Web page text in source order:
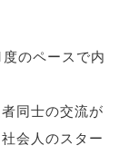
のペースで内
同士の交流が
会人のスター